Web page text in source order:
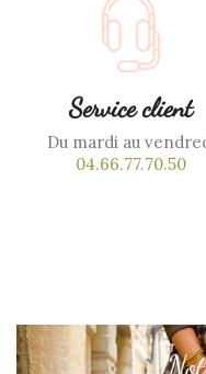
Service client
Du mardi au
04.66.77.70.50